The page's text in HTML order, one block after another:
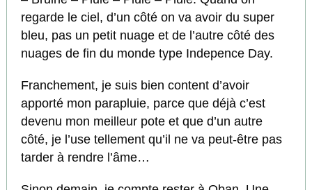
regarde le ciel, d’un côté on va avoir du super
bleu, pas un petit nuage et de l’autre côté des
nuages de fin du monde type Indepence Day.
Franchement, je suis bien content d’avoir
apporté mon parapluie, parce que déjà c’est
devenu mon meilleur pote et que d’un autre
côté, je l’use tellement qu’il ne va peut-être pas
tarder à rendre l’âme…